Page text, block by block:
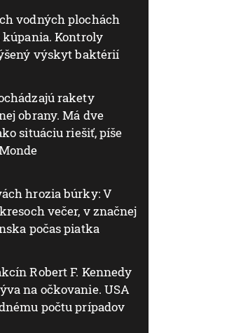
vodných plochách
Kontroly
výskyt baktérií
rakety
obrany. Má dve
situáciu riešiť, píše
hrozia búrky: V
večer, v značnej
počas piatka
Robert F. Kennedy
na očkovanie. USA
počtu prípadov